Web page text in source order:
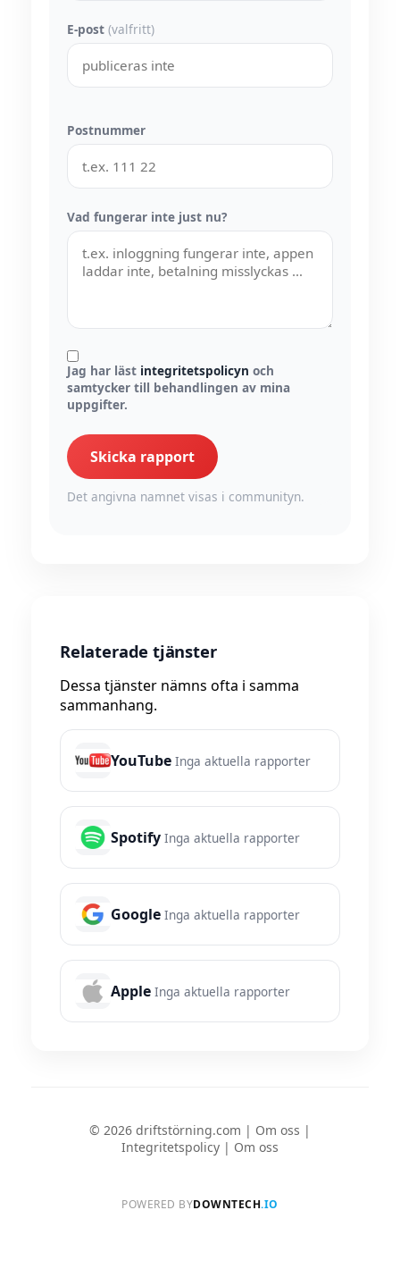
E-post (valfritt)
Postnummer
Vad fungerar inte just nu?
Jag har läst integritetspolicyn och
samtycker till behandlingen av mina
uppgifter.
Skicka rapport
Det angivna namnet visas i communityn.
Relaterade tjänster
Dessa tjänster nämns ofta i samma
sammanhang.
YouTube Inga aktuella rapporter
Spotify Inga aktuella rapporter
Google Inga aktuella rapporter
Apple Inga aktuella rapporter
© 2026 driftstörning.com | Om oss |
Integritetspolicy | Om oss
POWERED BYDOWNTECH.IO